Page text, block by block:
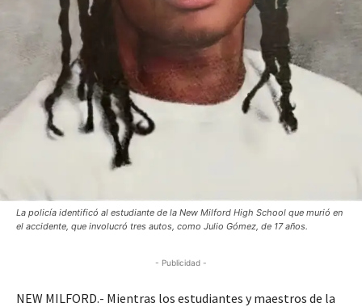
La policía identificó al estudiante de la New Milford High School que murió en
el accidente, que involucró tres autos, como Julio Gómez, de 17 años.
- Publicidad -
NEW MILFORD.- Mientras los estudiantes y maestros de la